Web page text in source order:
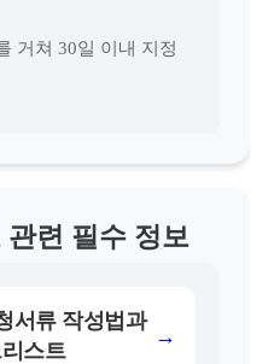
거쳐 30일 이내 지정
련 필수 정보
서류 작성법과
스트
→